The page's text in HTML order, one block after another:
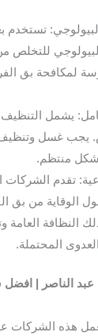
للتخلص
لمكافحة بق
يشمل
يجب غسل وتنظيف
منتظم.
تقدم
الوقاية من بق
النظافة العامة
المحتملة.
الناصر |
هذه الشركات